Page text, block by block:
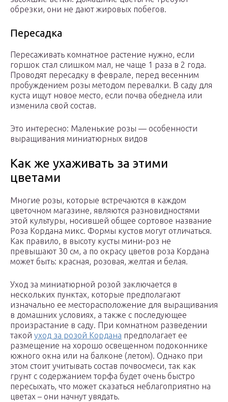
обрезки, они не дают жировых побегов.
Пересадка
Пересаживать комнатное растение нужно, если
горшок стал слишком мал, не чаще 1 раза в 2 года.
Проводят пересадку в феврале, перед весенним
пробуждением розы методом перевалки. В саду для
куста ищут новое место, если почва обеднела или
изменила свой состав.
Это интересно: Маленькие розы — особенности
выращивания миниатюрных видов
Как же ухаживать за этими
цветами
Многие розы, которые встречаются в каждом
цветочном магазине, являются разновидностями
этой культуры, носившей общее сортовое название
Роза Кордана микс. Формы кустов могут отличаться.
Как правило, в высоту кусты мини-роз не
превышают 30 см, а по окрасу цветов роза Кордана
может быть: красная, розовая, желтая и белая.
Уход за миниатюрной розой заключается в
нескольких пунктах, которые предполагают
изначально ее месторасположение для выращивания
в домашних условиях, а также с последующее
произрастание в саду. При комнатном разведении
такой уход за розой Кордана предполагает ее
размещение на хорошо освещенном подоконнике
южного окна или на балконе (летом). Однако при
этом стоит учитывать состав почвосмеси, так как
грунт с содержанием торфа будет очень быстро
пересыхать, что может сказаться неблагоприятно на
цветах – они начнут увядать.